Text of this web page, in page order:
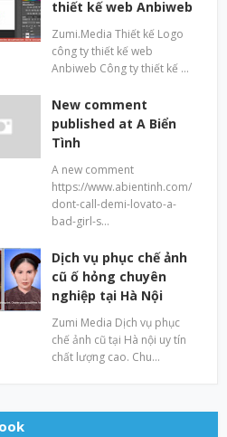
thiết kế web Anbiweb
Zumi.Media Thiết kế Logo
công ty thiết kế web
Anbiweb Công ty thiết kế …
New comment
published at A Biển
Tình
A new comment
https://www.abientinh.com/
dont-call-demi-lovato-a-
bad-girl-s…
Dịch vụ phục chế ảnh
cũ ố hỏng chuyên
nghiệp tại Hà Nội
Zumi Media Dịch vụ phục
chế ảnh cũ tại Hà nội uy tín
chất lượng cao. Chu…